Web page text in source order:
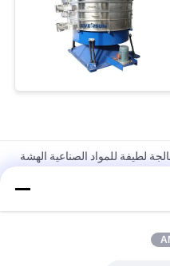
لطيفة للمواد الصناعية الهشة
اللطيفة للمواد الدقيقة
تصنيف متعدد مستويات لحجم